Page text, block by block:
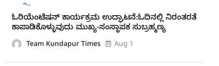
ಓರಿಯೆಂಟೆಷನ್ ಕಾರ್ಯಕ್ರಮ ಉದ್ಘಾಟನೆ:ಓದಿನಲ್ಲಿ ನಿರಂತರತೆ
ಕಾಪಾಡಿಕೊಳ್ಳುವುದು ಮುಖ್ಯ-ಸಂಸ್ಥಾಪಕ ಸುಬ್ರಹ್ಮಣ್ಯ
Team Kundapur Times Aug 1